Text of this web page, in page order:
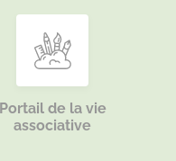
Portail de la vie
associative